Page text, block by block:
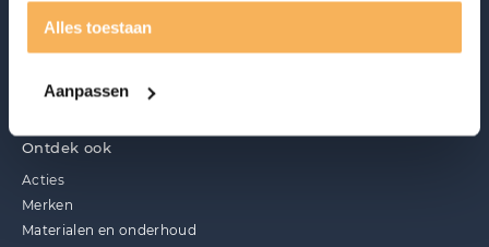
Alles toestaan
Aanpassen
Ontdek ook
Acties
Merken
Materialen en onderhoud